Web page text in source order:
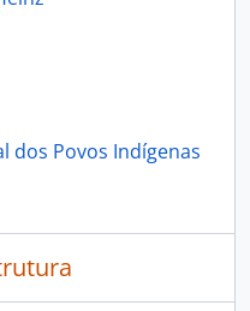
dos Povos Indígenas